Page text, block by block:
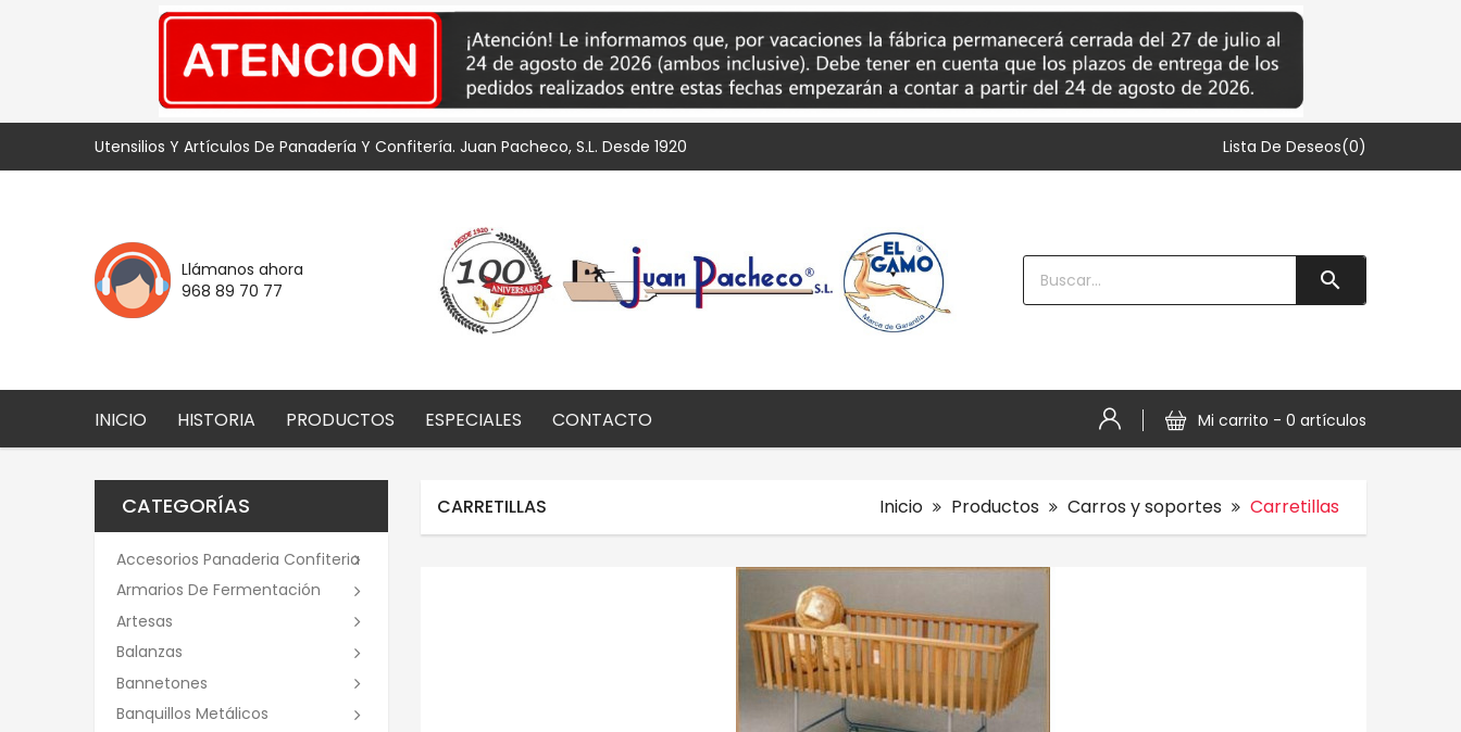
Utensilios Y Artículos De Panadería Y Confitería. Juan Pacheco, S.L. Desde 1920 Lista De Deseos(0)
Llámanos ahora
968 89 70 77

INICIO HISTORIA PRODUCTOS ESPECIALES CONTACTO Mi carrito - 0 artículos
CATEGORÍAS
Accesorios Panaderia Confiteria
Armarios De Fermentación
Artesas
Balanzas
Bannetones
Banquillos Metálicos
CARRETILLAS Inicio Productos Carros y soportes Carretillas